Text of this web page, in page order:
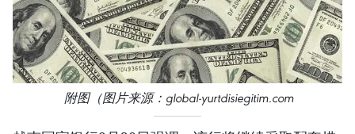
附图（图片来源：global-yurtdisiegitim.com